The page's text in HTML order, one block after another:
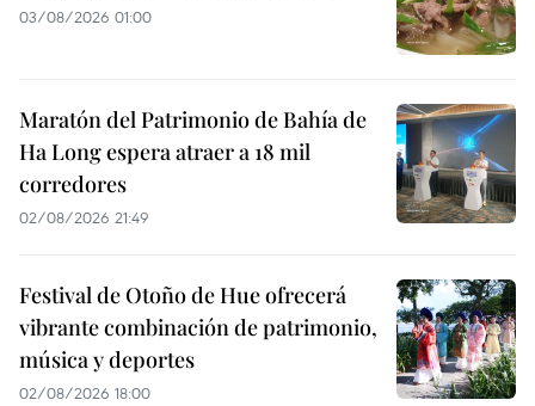
03/08/2026 01:00
Maratón del Patrimonio de Bahía de
Ha Long espera atraer a 18 mil
corredores
02/08/2026 21:49
Festival de Otoño de Hue ofrecerá
vibrante combinación de patrimonio,
música y deportes
02/08/2026 18:00